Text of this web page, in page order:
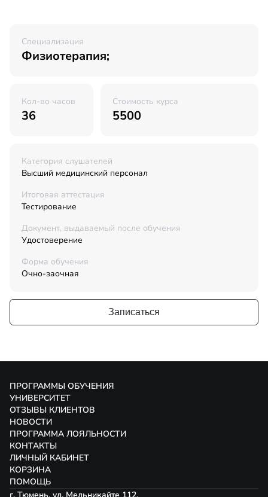
Специализация
Физиотерапия;
Кол-во часов
36
Стоимость курса
5500
Категория слушателей
Высший медицинский персонал
Итоговая аттестация
Тестирование
Документ, выдаваемый после обучения
Удостоверение
Форма обучения
Очно-заочная
Записаться
ПРОГРАММЫ ОБУЧЕНИЯ
УНИВЕРСИТЕТ
ОТЗЫВЫ КЛИЕНТОВ
НОВОСТИ
ПРОГРАММА ЛОЯЛЬНОСТИ
КОНТАКТЫ
ЛИЧНЫЙ КАБИНЕТ
КОРЗИНА
ПОМОЩЬ